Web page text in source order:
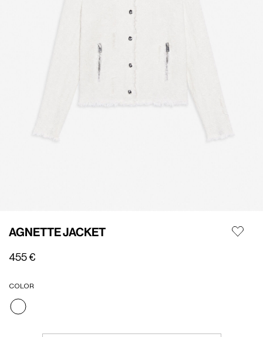
AGNETTE JACKET
455 €
COLOR
selezionato